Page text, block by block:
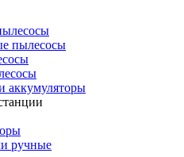
пылесосы
аккумуляторы
ручные